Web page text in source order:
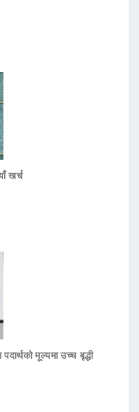
खर्च
मूल्यमा उच्च बृद्धी